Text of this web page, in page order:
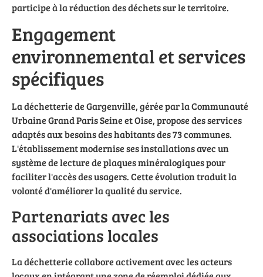
participe à la réduction des déchets sur le territoire.
Engagement
environnemental et services
spécifiques
La déchetterie de Gargenville, gérée par la Communauté
Urbaine Grand Paris Seine et Oise, propose des services
adaptés aux besoins des habitants des 73 communes.
L'établissement modernise ses installations avec un
système de lecture de plaques minéralogiques pour
faciliter l'accès des usagers. Cette évolution traduit la
volonté d'améliorer la qualité du service.
Partenariats avec les
associations locales
La déchetterie collabore activement avec les acteurs